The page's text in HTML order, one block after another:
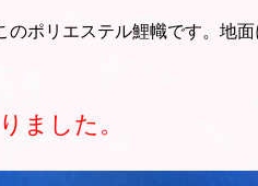
ポリエステル鯉幟です。地
ました。